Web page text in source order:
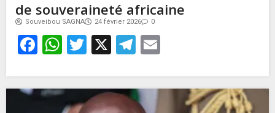
de souveraineté africaine
Souveibou SAGNA 24 février 2026 0
Facebook
WhatsApp
Twitter
X Telegram